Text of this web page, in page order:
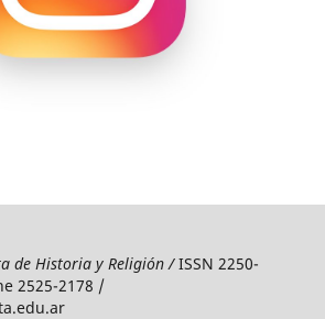
de Historia y Religión /ISSN 2250-
2525-2178 /